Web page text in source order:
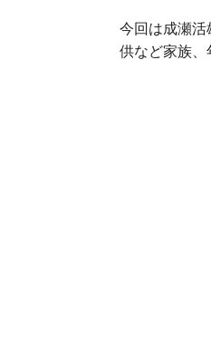
今回は成瀬
供など家族、